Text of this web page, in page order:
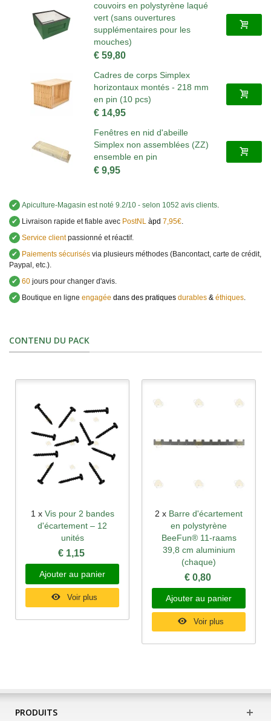
couvoirs en polystyrène laqué
vert (sans ouvertures
supplémentaires pour les
mouches)
€ 59,80
Cadres de corps Simplex
horizontaux montés - 218 mm
en pin (10 pcs)
€ 14,95
Fenêtres en nid d'abeille
Simplex non assemblées (ZZ)
ensemble en pin
€ 9,95
✔ Apiculture-Magasin est noté 9.2/10 - selon 1052 avis clients.
✔
Livraison rapide et fiable avec PostNL àpd 7,95€.
✔ Service clientpassionné et réactif.
✔
Paiements sécurisés via plusieurs méthodes (Bancontact, carte de crédit,
Paypal, etc.).
✔ 60 jours pour changer d'avis.
✔
Boutique en ligne engagée dans des pratiques durables & éthiques.
CONTENU DU PACK
1 x Vis pour 2 bandes
d'écartement – 12
unités
€ 1,15
Ajouter au panier
Voir plus
2 x Barre d'écartement
en polystyrène
BeeFun® 11-raams
39,8 cm aluminium
(chaque)
€ 0,80
Ajouter au panier
Voir plus
PRODUITS